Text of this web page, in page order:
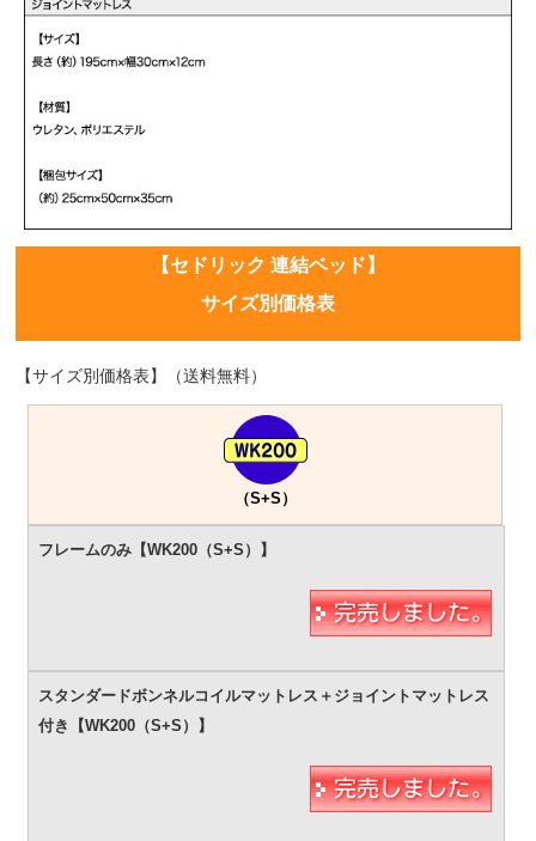
【セドリック 連結ベッド】
サイズ別価格表
【サイズ別価格表】（送料無料）
（S+S）